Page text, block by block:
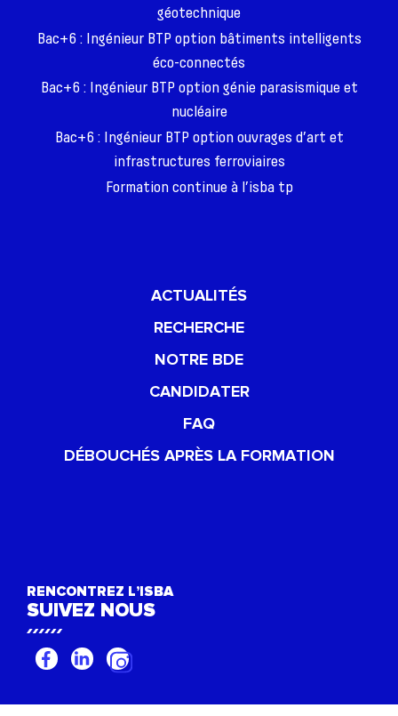
géotechnique
Bac+6 : Ingénieur BTP option bâtiments intelligents
éco-connectés
Bac+6 : Ingénieur BTP option génie parasismique et
nucléaire
Bac+6 : Ingénieur BTP option ouvrages d’art et
infrastructures ferroviaires
Formation continue à l’isba tp
ACTUALITÉS
RECHERCHE
NOTRE BDE
CANDIDATER
FAQ
DÉBOUCHÉS APRÈS LA FORMATION
RENCONTREZ L’ISBA
SUIVEZ NOUS